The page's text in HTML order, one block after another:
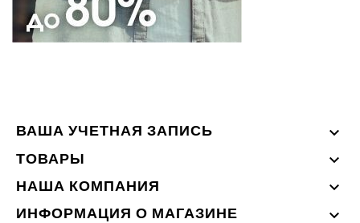
ВАША УЧЕТНАЯ ЗАПИСЬ 
ТОВАРЫ 
НАША КОМПАНИЯ 
ИНФОРМАЦИЯ О МАГАЗИНЕ 